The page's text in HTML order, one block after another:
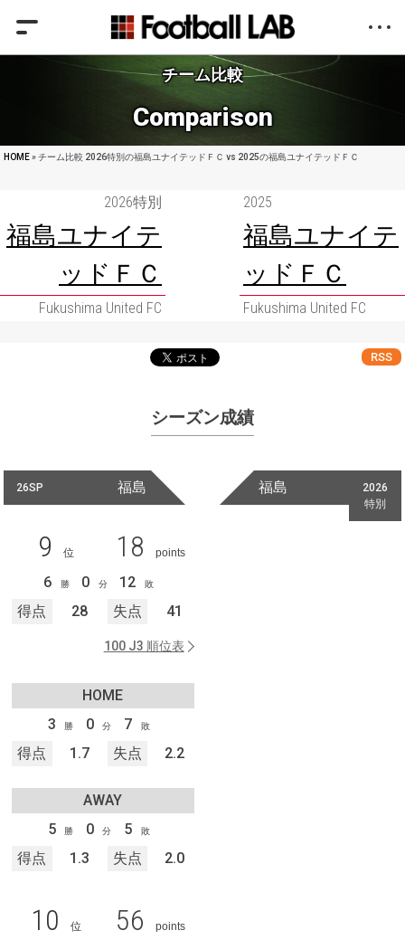
チーム比較
Comparison
HOME» チーム比較 2026特別の福島ユナイテッドＦＣ vs 2025の福島ユナイテッドＦＣ
2026特別 2025
福島ユナイテ
ッドＦＣ
福島ユナイテ
ッドＦＣ
Fukushima United FC Fukushima United FC
RSS
シーズン成績
26SP 福島
2026
特別
福島
9 位 18 points
6 勝 0 分 12 敗
得点 28 失点 41
100 J3 順位表
HOME
3
勝 0 分 7 敗
得点 1.7 失点 2.2
AWAY
5
勝 0 分 5 敗
得点 1.3 失点 2.0
10 位 56 points